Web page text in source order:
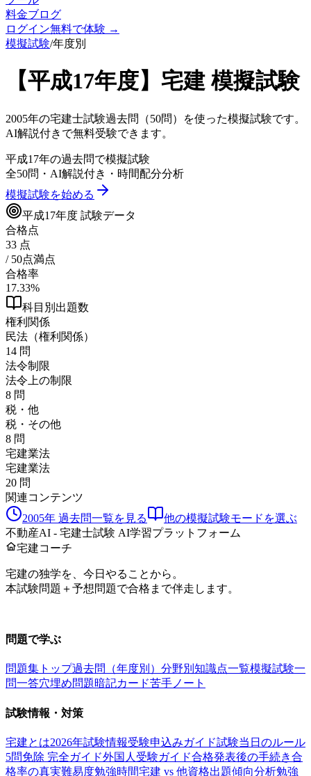
料金ブログ
ログイン無料で体験 →
模擬試験/年度別
【平成17年度】宅建 模擬試験
2005年の宅建士試験過去問（50問）を使った模擬試験です。
AI解説付きで無料受験できます。
平成17年の過去問で模擬試験
全50問・AI解説付き・時間配分分析
模擬試験を始める
平成17年度 試験データ
合格点
33 点
/ 50点満点
合格率
17.33%
科目別出題数
権利関係
民法（権利関係）
14 問
法令制限
法令上の制限
8 問
税・他
税・その他
8 問
宅建業法
宅建業法
20 問
関連コンテンツ
2005年 過去問一覧を見る
他の模擬試験モードを選ぶ
不動産AI - 宅建士試験 AI学習プラットフォーム
宅建コーチ
宅建の独学を、今日やることから。
本試験問題＋予想問題で合格まで伴走します。
問題で学ぶ
問題集トップ過去問（年度別） 分野別 知識点一覧模擬試験一
問一答穴埋め問題暗記カード苦手ノート
試験情報・対策
宅建とは2026年試験情報受験申込みガイド試験当日のルール
5問免除 完全ガイド外国人受験ガイド合格発表後の手続き合
格率の真実難易度勉強時間宅建 vs 他資格出題傾向分析勉強